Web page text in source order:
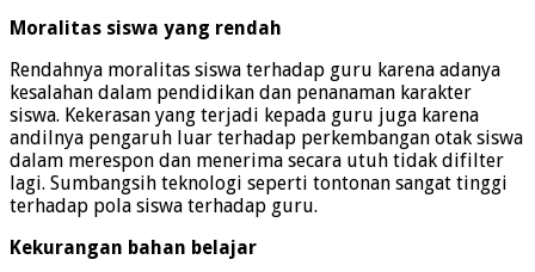
Moralitas siswa yang rendah
Rendahnya moralitas siswa terhadap guru karena adanya
kesalahan dalam pendidikan dan penanaman karakter
siswa. Kekerasan yang terjadi kepada guru juga karena
andilnya pengaruh luar terhadap perkembangan otak siswa
dalam merespon dan menerima secara utuh tidak difilter
lagi. Sumbangsih teknologi seperti tontonan sangat tinggi
terhadap pola siswa terhadap guru.
Kekurangan bahan belajar